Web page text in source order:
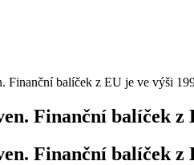
Finanční balíček z EU je ve výši
Finanční balíček z
Finanční balíček z